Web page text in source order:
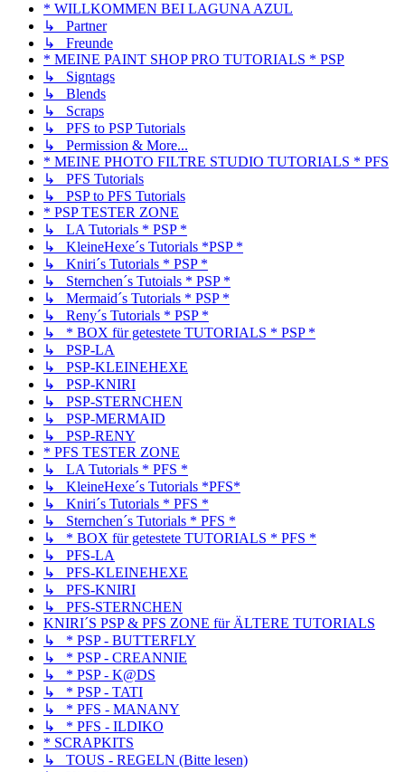
* WILLKOMMEN BEI LAGUNA AZUL
↳ Partner
↳ Freunde
* MEINE PAINT SHOP PRO TUTORIALS * PSP
↳ Signtags
↳ Blends
↳ Scraps
↳ PFS to PSP Tutorials
↳ Permission & More...
* MEINE PHOTO FILTRE STUDIO TUTORIALS * PFS
↳ PFS Tutorials
↳ PSP to PFS Tutorials
* PSP TESTER ZONE
↳ LA Tutorials * PSP *
↳ KleineHexe´s Tutorials *PSP *
↳ Kniri´s Tutorials * PSP *
↳ Sternchen´s Tutoials * PSP *
↳ Mermaid´s Tutorials * PSP *
↳ Reny´s Tutorials * PSP *
↳ * BOX für getestete TUTORIALS * PSP *
↳ PSP-LA
↳ PSP-KLEINEHEXE
↳ PSP-KNIRI
↳ PSP-STERNCHEN
↳ PSP-MERMAID
↳ PSP-RENY
* PFS TESTER ZONE
↳ LA Tutorials * PFS *
↳ KleineHexe´s Tutorials *PFS*
↳ Kniri´s Tutorials * PFS *
↳ Sternchen´s Tutorials * PFS *
↳ * BOX für getestete TUTORIALS * PFS *
↳ PFS-LA
↳ PFS-KLEINEHEXE
↳ PFS-KNIRI
↳ PFS-STERNCHEN
KNIRI´S PSP & PFS ZONE für ÄLTERE TUTORIALS
↳ * PSP - BUTTERFLY
↳ * PSP - CREANNIE
↳ * PSP - K@DS
↳ * PSP - TATI
↳ * PFS - MANANY
↳ * PFS - ILDIKO
* SCRAPKITS
↳ TOUS - REGELN (Bitte lesen)